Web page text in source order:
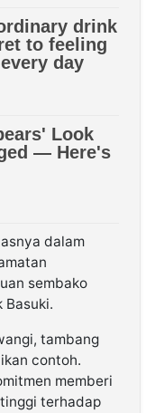
dalam
sembako
Basuki.
tambang
contoh.
memberi
terhadap